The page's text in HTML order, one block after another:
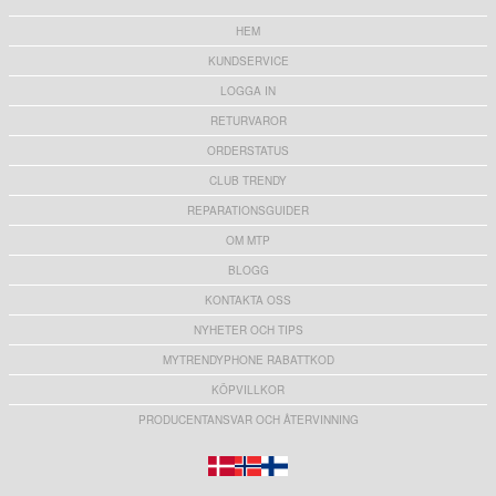
HEM
KUNDSERVICE
LOGGA IN
RETURVAROR
ORDERSTATUS
CLUB TRENDY
REPARATIONSGUIDER
OM MTP
BLOGG
KONTAKTA OSS
NYHETER OCH TIPS
MYTRENDYPHONE RABATTKOD
KÖPVILLKOR
PRODUCENTANSVAR OCH ÅTERVINNING